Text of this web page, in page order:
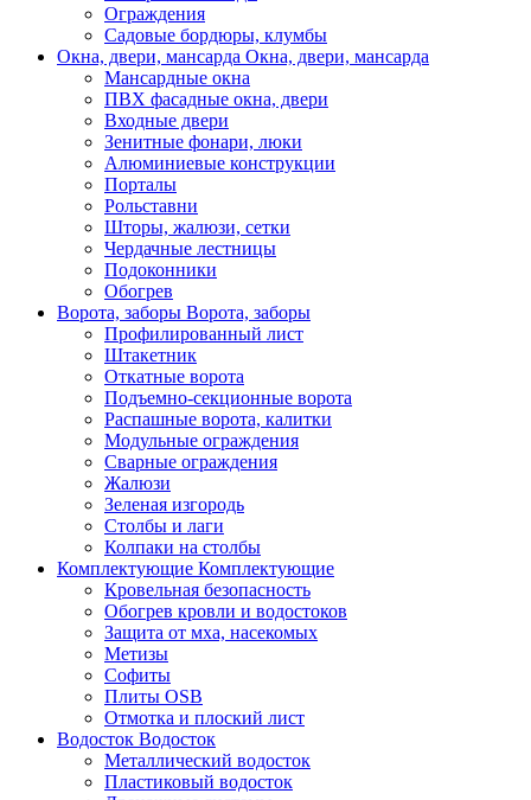
Ограждения
Садовые бордюры, клумбы
Окна, двери, мансарда Окна, двери, мансарда
Мансардные окна
ПВХ фасадные окна, двери
Входные двери
Зенитные фонари, люки
Алюминиевые конструкции
Порталы
Рольставни
Шторы, жалюзи, сетки
Чердачные лестницы
Подоконники
Обогрев
Ворота, заборы Ворота, заборы
Профилированный лист
Штакетник
Откатные ворота
Подъемно-секционные ворота
Распашные ворота, калитки
Модульные ограждения
Сварные ограждения
Жалюзи
Зеленая изгородь
Столбы и лаги
Колпаки на столбы
Комплектующие Комплектующие
Кровельная безопасность
Обогрев кровли и водостоков
Защита от мха, насекомых
Метизы
Софиты
Плиты OSB
Отмотка и плоский лист
Водосток Водосток
Металлический водосток
Пластиковый водосток